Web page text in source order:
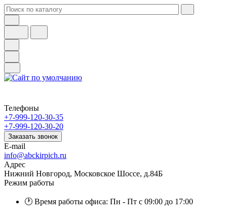
Телефоны
+7-999-120-30-35
+7-999-120-30-20
Заказать звонок
E-mail
info@abckirpich.ru
Адрес
Нижний Новгород, Московское Шоссе, д.84Б
Режим работы
🕐 Время работы офиса: Пн - Пт с 09:00 до 17:00